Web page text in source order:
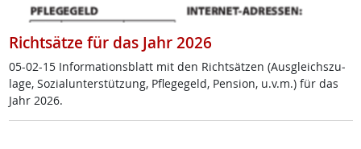
Richtsätze für das Jahr 2026
05-02-15 In­for­ma­ti­ons­blatt mit den Richt­sät­zen (Aus­g­leichs­zu­
la­ge, So­zial­un­ter­stüt­zung, Pf­le­ge­geld, Pen­si­on, u.v.m.) für das
Jahr 2026.